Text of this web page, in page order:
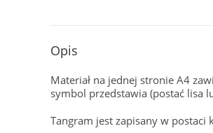
Opis
Materiał na jednej stronie A4
symbol przedstawia (postać lisa
Tangram jest zapisany w